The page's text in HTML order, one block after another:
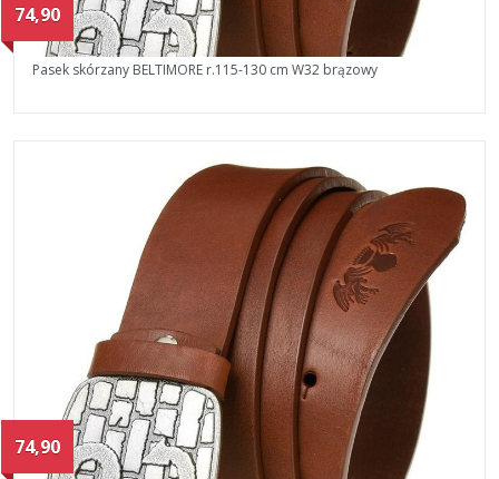
74,90
Pasek skórzany BELTIMORE r.115-130 cm W32 brązowy
74,90